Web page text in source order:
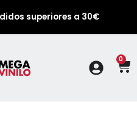
superiores a 30€
0